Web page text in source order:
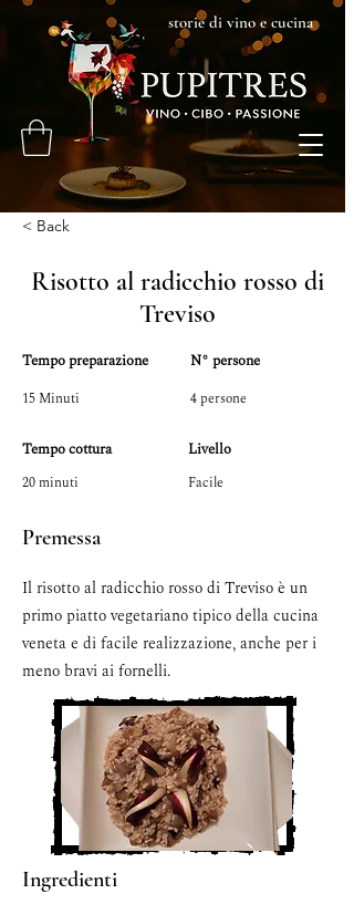
storie di vino e cucina
< Back
Risotto al radicchio rosso di
Treviso
Tempo preparazione
15 Minuti
Tempo cottura
20 minuti
N° persone
4 persone
Livello
Facile
Premessa
Il risotto al radicchio rosso di Treviso è un
primo piatto vegetariano tipico della cucina
veneta e di facile realizzazione, anche per i
meno bravi ai fornelli.
Ingredienti